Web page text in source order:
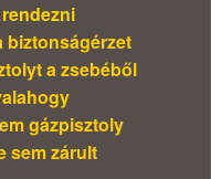
biztonságérzet
a zsebéből
gázpisztoly
sem zárult